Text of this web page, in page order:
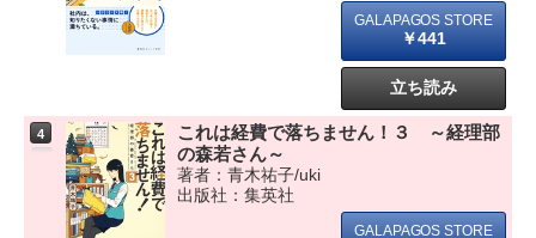
￥441
立ち読み
4
これは経費で落ちません！３ ～経理部
の森若さん～
著者：青木祐子/uki
出版社：集英社